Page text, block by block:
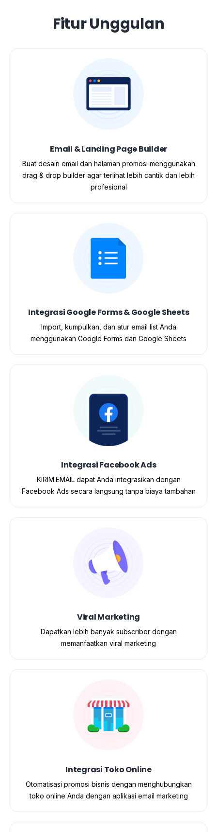
Fitur Unggulan
Email & Landing Page Builder
Buat desain email dan halaman promosi menggunakan
drag & drop builder agar terlihat lebih cantik dan lebih
profesional
Integrasi Google Forms & Google Sheets
Import, kumpulkan, dan atur email list Anda
menggunakan Google Forms dan Google Sheets
Integrasi Facebook Ads
KIRIM.EMAIL dapat Anda integrasikan dengan
Facebook Ads secara langsung tanpa biaya tambahan
Viral Marketing
Dapatkan lebih banyak subscriber dengan
memanfaatkan viral marketing
Integrasi Toko Online
Otomatisasi promosi bisnis dengan menghubungkan
toko online Anda dengan aplikasi email marketing